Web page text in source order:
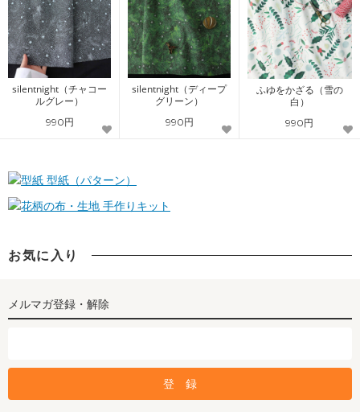
silentnight（チャコー
ルグレー）
990円
silentnight（ディープ
グリーン）
990円
ふゆをかざる（雪の
白）
990円
型紙（パターン）
手作りキット
お気に入り
メルマガ登録・解除